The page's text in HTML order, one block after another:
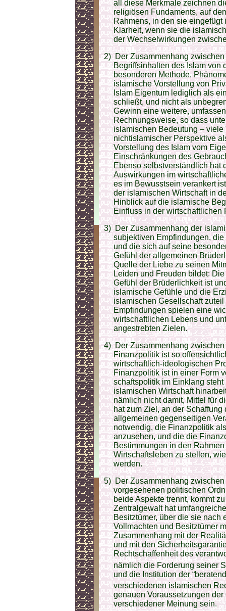
all diese Merkmale zeichnen
religiösen Fundaments, auf
Rahmens, in den sie eingefügt
Klarheit, wenn sie die
der Wechselwirkungen
2) Der Zusammenhang
Begriffsinhalten des Islam von
besonderen Methode,
islamische Vorstellung von
Islam Eigentum lediglich als
schließt, und nicht als
Gewinn eine weitere,
Rechnungsweise, so dass
islamischen Bedeutung –
nichtislamischer Perspektive
Vorstellung des Islam vom
Einschränkungen des
Ebenso selbstverständlich hat
Auswirkungen im
es im Bewusstsein verankert
der islamischen Wirtschaft in
Hinblick auf die islamische
Einfluss in der wirtschaftlichen
3) Der Zusammenhang der
subjektiven Empfindungen,
und die sich auf seine
Gefühl der allgemeinen
Quelle der Liebe zu seinen
Leiden und Freuden bildet:
Gefühl der Brüderlichkeit ist
islamische Gefühle und die
islamischen Gesellschaft
Empfindungen spielen eine
wirtschaftlichen Lebens und
angestrebten Zielen.
4) Der Zusammenhang
Finanzpolitik ist so
wirtschaftlich-ideologischen
Finanzpolitik ist in einer Form
schaftspolitik im Einklang
islamischen Wirtschaft
nämlich nicht damit, Mittel für
hat zum Ziel, an der
all­ge­meinen gegenseitigen
notwendig, die Finanzpolitik
anzusehen, und die die
Bestimmungen in den
Wirtschaftsleben zu stellen,
werden.
5) Der Zusammenhang
vorgesehenen politischen
beide Aspekte trennt, kommt
Zentralgewalt hat
Besitz­tümer, über die sie nach
Vollmachten und Besitztümer
Zusammenhang mit der
und mit den
Rechtschaffenheit des
nämlich die Forderung seiner
und die Institution der
verschiedenen islamischen
genauen Voraussetzungen
verschiedener Meinung sein.